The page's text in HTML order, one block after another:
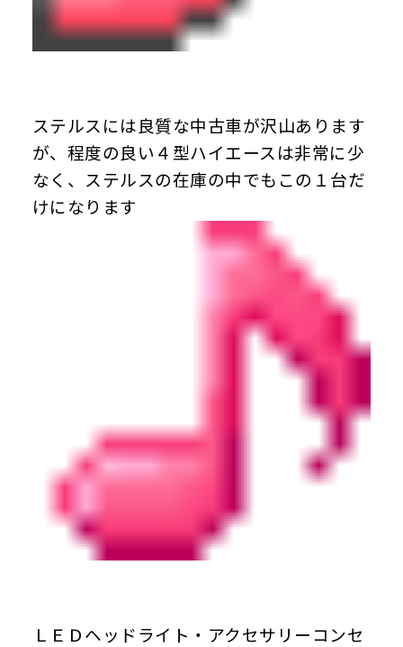
ステルスには良質な中古車が沢山あります
が、程度の良い４型ハイエースは非常に少
なく、ステルスの在庫の中でもこの１台だ
けになります
ＬＥＤヘッドライト・アクセサリーコンセ